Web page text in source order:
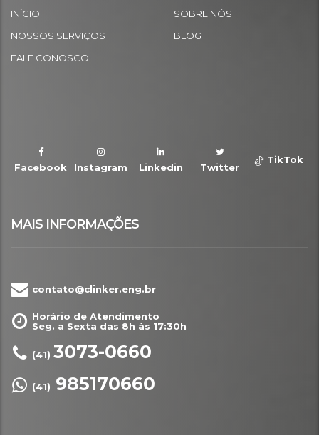
INÍCIO
SOBRE NÓS
NOSSOS SERVIÇOS
BLOG
FALE CONOSCO
Facebook Instagram Linkedin Twitter
TikTok
MAIS INFORMAÇÕES
contato@clinker.eng.br
Horário de Atendimento
Seg. a Sexta das 8h às 17:30h
(41) 3073-0660
(41) 985170660